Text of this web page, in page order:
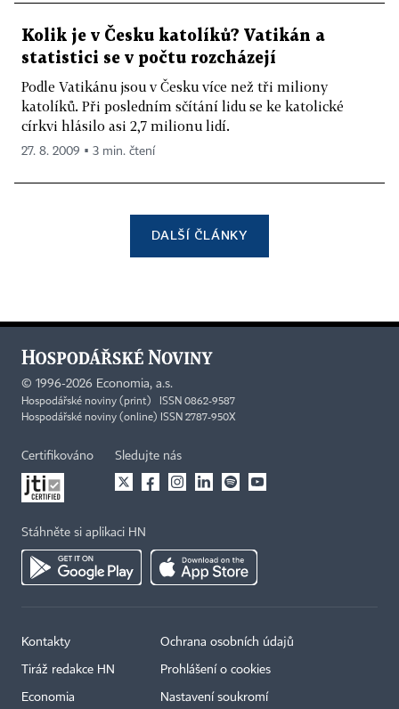
Kolik je v Česku katolíků? Vatikán a
statistici se v počtu rozcházejí
Podle Vatikánu jsou v Česku více než tři miliony
katolíků. Při posledním sčítání lidu se ke katolické
církvi hlásilo asi 2,7 milionu lidí.
27. 8. 2009 ▪ 3 min. čtení
DALŠÍ ČLÁNKY
© 1996-2026 Economia, a.s.
Hospodářské noviny (print) ISSN 0862-9587
Hospodářské noviny (online) ISSN 2787-950X
Certifikováno Sledujte nás
Stáhněte si aplikaci HN
Kontakty
Tiráž redakce HN
Economia
Ochrana osobních údajů
Prohlášení o cookies
Nastavení soukromí